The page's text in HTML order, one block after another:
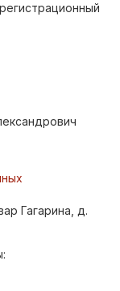
Гагарина, д.